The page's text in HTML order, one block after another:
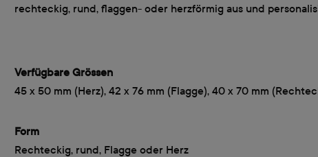
rechteckig, rund, flaggen- oder herzförmig aus und
Verfügbare Grössen
45 x 50 mm (Herz), 42 x 76 mm (Flagge), 40 x 70 mm
Form
Rechteckig, rund, Flagge oder Herz